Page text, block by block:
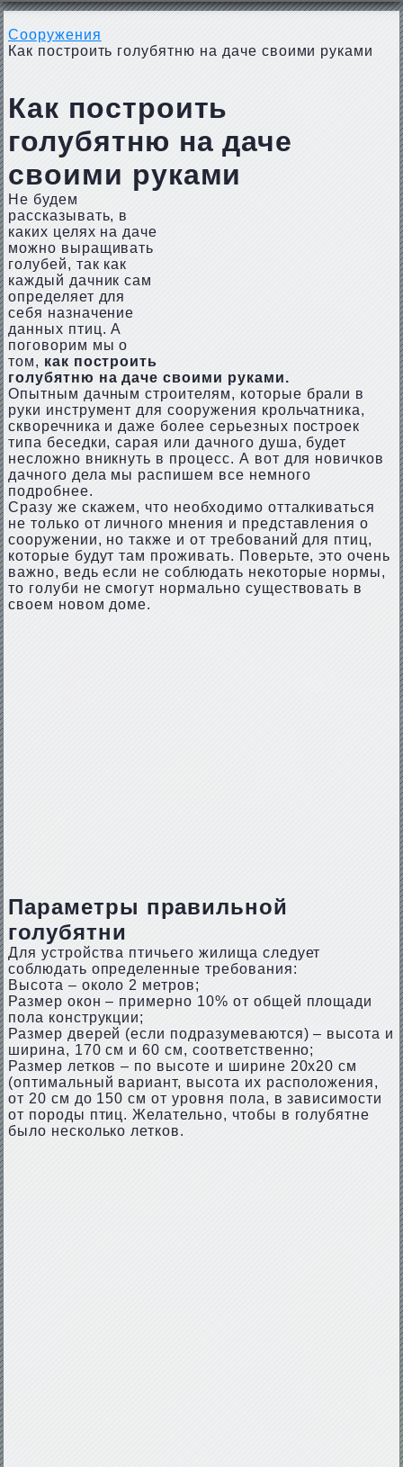
Сооружения
Как построить голубятню на даче своими руками
Как построить
голубятню на даче
своими руками
Не будем
рассказывать, в
каких целях на даче
можно выращивать
голубей, так как
каждый дачник сам
определяет для
себя назначение
данных птиц. А
поговорим мы о
том, как построить
голубятню на даче своими руками.
Опытным дачным строителям, которые брали в
руки инструмент для сооружения крольчатника,
скворечника и даже более серьезных построек
типа беседки, сарая или дачного душа, будет
несложно вникнуть в процесс. А вот для новичков
дачного дела мы распишем все немного
подробнее.
Сразу же скажем, что необходимо отталкиваться
не только от личного мнения и представления о
сооружении, но также и от требований для птиц,
которые будут там проживать. Поверьте, это очень
важно, ведь если не соблюдать некоторые нормы,
то голуби не смогут нормально существовать в
своем новом доме.
Параметры правильной
голубятни
Для устройства птичьего жилища следует
соблюдать определенные требования:
Высота – около 2 метров;
Размер окон – примерно 10% от общей площади
пола конструкции;
Размер дверей (если подразумеваются) – высота и
ширина, 170 см и 60 см, соответственно;
Размер летков – по высоте и ширине 20х20 см
(оптимальный вариант, высота их расположения,
от 20 см до 150 см от уровня пола, в зависимости
от породы птиц. Желательно, чтобы в голубятне
было несколько летков.